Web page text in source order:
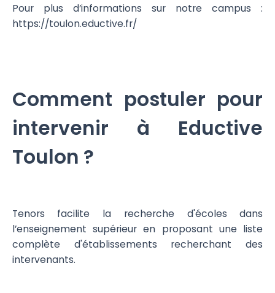
Pour plus d’informations sur notre campus :
https://toulon.eductive.fr/
Comment postuler pour
intervenir à Eductive
Toulon ?
Tenors facilite la recherche d'écoles dans
l’enseignement supérieur en proposant une liste
complète d'établissements recherchant des
intervenants.